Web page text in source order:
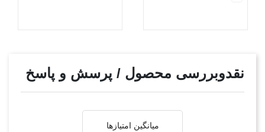
نقدوبررسی محصول / پرسش و پاسخ
میانگین امتیازها